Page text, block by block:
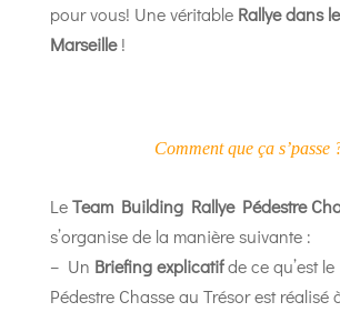
pour vous! Une véritable Rallye dans
Marseille!
Comment que ça s’passe
LeTeam Building Rallye Pédestre
s’organise de la manière suivante :
– Un Briefing explicatifde ce qu’est le
Pédestre Chasse au Trésor est réalisé